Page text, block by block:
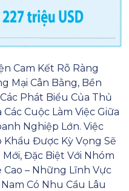
Cam Kết Rõ Ràng
Mại Cân Bằng, Bền
Phát Biểu Của Thủ
Cuộc Làm Việc Giữa
Nghiệp Lớn. Việc
Được Kỳ Vọng Sẽ
Đặc Biệt Với Nhóm
– Những Lĩnh Vực
Có Nhu Cầu Lâu